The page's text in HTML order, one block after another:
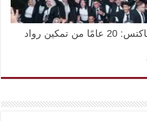
أورنچ مصر وإيناكتس: 20 عامًا من تمكين رواد